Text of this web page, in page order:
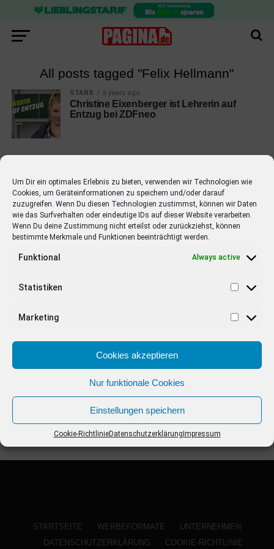
Um Dir ein optimales Erlebnis zu bieten, verwenden wir Technologien wie
Cookies, um Geräteinformationen zu speichern und/oder darauf
zuzugreifen. Wenn Du diesen Technologien zustimmst, können wir Daten
wie das Surfverhalten oder eindeutige IDs auf dieser Website verarbeiten.
Wenn Du deine Zustimmung nicht erteilst oder zurückziehst, können
bestimmte Merkmale und Funktionen beeinträchtigt werden.
Funktional Always active
Statistiken
Marketing
Cookies akzeptieren
Nur funktionale Cookies
Einstellungen speichern
Cookie-RichtlinieDatenschutzerklärung Impressum
All posts tagged "Felix Hellmann"
STARS 6 years ago
Christine Eixenberger ist Lehrerin auf
Entzug bei ZDFneo
EMPFOHLEN
STARS 4 years ago
Barbara Schöneberger Moderatorin
von “Verstehen Sie Spaß?”
STARTSEITE WERBEFORMATE
UNTERNEHMEN
DATENSCHUTZERKLÄRUNG
COOKIE-RICHTLINIE